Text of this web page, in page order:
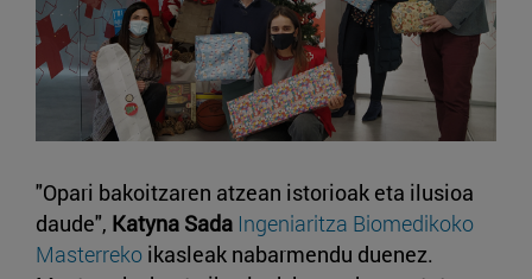
"Opari bakoitzaren atzean istorioak eta ilusioa
daude", Katyna Sada Ingeniaritza Biomedikoko
Masterreko ikasleak nabarmendu duenez.